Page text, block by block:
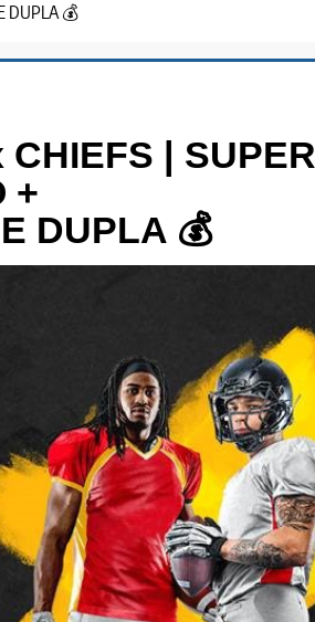
DUPLA 💰
| SUPER
+
DUPLA 💰